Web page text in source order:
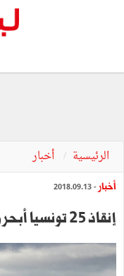
الرئيسية أخبار
أخبار - 2018.09.13
إنقاذ 25 تونسيا أبحروا خلسة في اتّجاه إيطاليا